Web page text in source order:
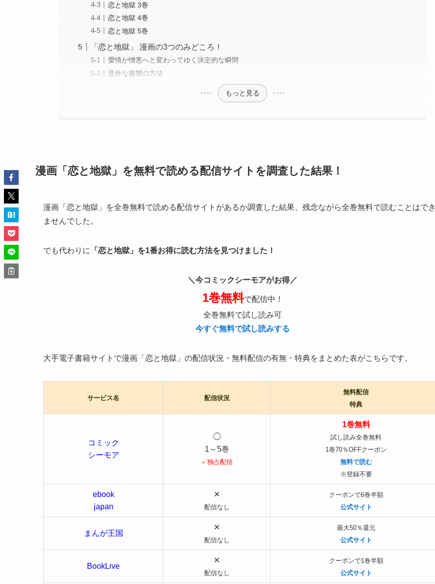
恋と地獄 3巻
恋と地獄 4巻
恋と地獄 5巻
「恋と地獄」 漫画の3つのみどころ！
愛情が憎悪へと変わってゆく決定的な瞬間
意外な復讐の方法
もっと見る
漫画「恋と地獄」を無料で読める配信サイトを調査した結果！
漫画「恋と地獄」を全巻無料で読める配信サイトがあるか調査した結果、残念ながら全巻無料で読むことはでき
ませんでした。
でも代わりに 「恋と地獄」を1番お得に読む方法を見つけました！
＼今コミックシーモアがお得／
1巻無料で配信中！
全巻無料で試し読み可
今すぐ無料で試し読みする
大手電子書籍サイトで漫画「恋と地獄」の配信状況・無料配信の有無・特典をまとめた表がこちらです。
サービス名 配信状況
無料配信
特典
コミック
シーモア
◯
1～5巻
✓独占配信
1巻無料
試し読み全巻無料
1巻70％OFFクーポン
無料で読む
※登録不要
ebook
japan
✕
配信なし
クーポンで6巻半額
公式サイト
まんが王国
✕
配信なし
最大50％還元
公式サイト
BookLive
✕
配信なし
クーポンで1巻半額
公式サイト